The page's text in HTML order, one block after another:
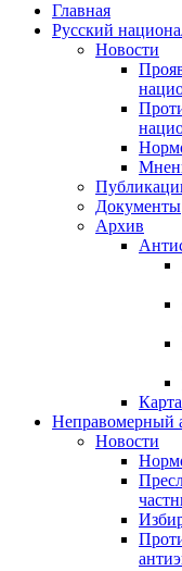
Главная
Русский
Новости
Документы
Архив
Неправомерный
Новости